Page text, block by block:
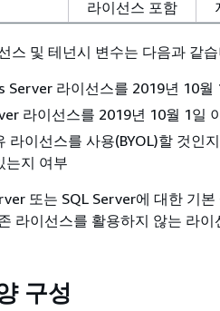
라이선스 포함
스 및 테넌시 변수는 다음과 같
Server 라이선스를 2019년 10
라이선스를 2019년 10월 1일
라이선스를 사용(BYOL)할 것인
는지 여부
또는 SQL Server에 대한 기
라이선스를 활용하지 않는 라
구성